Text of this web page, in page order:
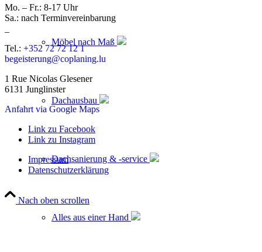
Möbel nach Maß
Dachausbau
Dachsanierung & -service
Alles aus einer Hand
Mo. – Fr.: 8-17 Uhr
Sa.: nach Terminvereinbarung
Tel.: +352 72 72 12 1
begeisterung@coplaning.lu
1 Rue Nicolas Glesener
6131 Junglinster
Anfahrt via Google Maps
Link zu Facebook
Link zu Instagram
Impressum
Datenschutzerklärung
Nach oben scrollen